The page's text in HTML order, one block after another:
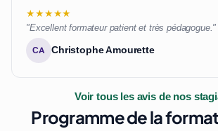
★★★★★
"Excellent formateur patient et très pédagogue."
CA Christophe Amourette
Voir tous les avis de nos
Programme de la